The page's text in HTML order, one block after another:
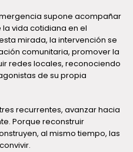
supone acompañar
vida cotidiana en el
mirada, la intervención se
comunitaria, promover la
redes locales, reconociendo
de su propia
recurrentes, avanzar hacia
Porque reconstruir
al mismo tiempo, las